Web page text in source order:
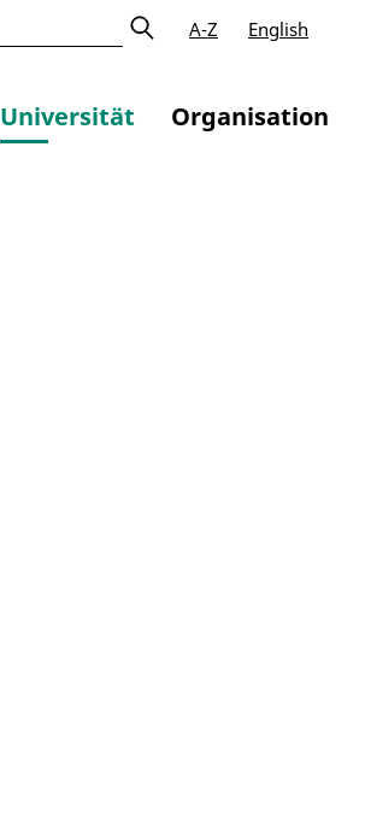
A-Z English
Universität Organisation